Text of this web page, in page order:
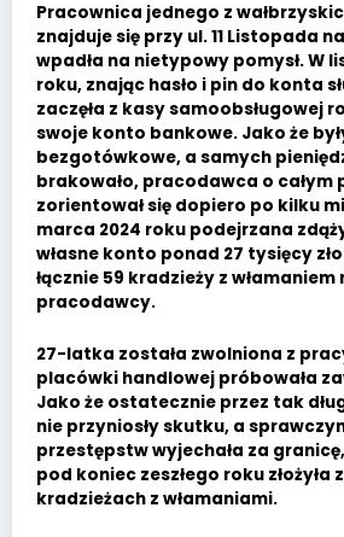
Pracownica jednego z
znajduje się przy ul. 11 Listopada
wpadła na nietypowy pomysł. W
roku, znając hasło i pin do konta
zaczęła z kasy samoobsługowej
swoje konto bankowe. Jako że
bezgotówkowe, a samych
brakowało, pracodawca o całym
zorientował się dopiero po kilku
marca 2024 roku podejrzana
własne konto ponad 27 tysięcy
łącznie 59 kradzieży z
pracodawcy.
27-latka została zwolniona z
placówki handlowej próbowała
Jako że ostatecznie przez tak
nie przyniosły skutku, a
przestępstw wyjechała za
pod koniec zeszłego roku
kradzieżach z włamaniami.